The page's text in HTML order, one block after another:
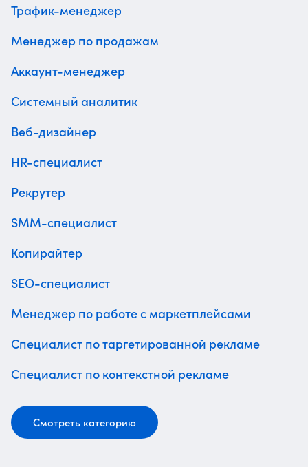
Трафик-менеджер
Менеджер по продажам
Аккаунт-менеджер
Системный аналитик
Веб-дизайнер
HR-специалист
Рекрутер
SMM-специалист
Копирайтер
SEO-специалист
Менеджер по работе с маркетплейсами
Специалист по таргетированной рекламе
Специалист по контекстной рекламе
Смотреть категорию